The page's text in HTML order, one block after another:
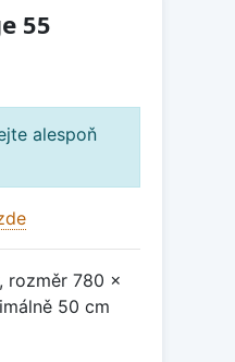
55
alespoň
rozměr 780 x
50 cm